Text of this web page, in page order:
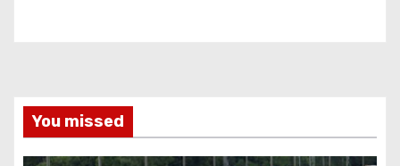
You missed